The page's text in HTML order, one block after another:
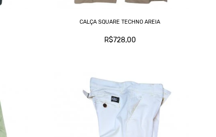
CALÇA SQUARE TECHNO AREIA
R$728,00